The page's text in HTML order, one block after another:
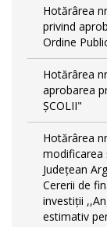
Hotărârea
privind
Ordine
Hotărârea
aprobarea
ȘCOLII"
Hotărârea
modificarea
Județean
Cererii de
investiții
estimativ